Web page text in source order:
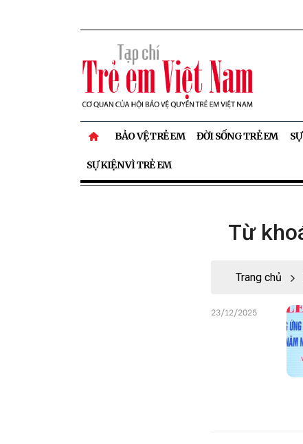
BẢO VỆ TRẺ EM ĐỜI SỐNG TRẺ EM
SỰ KIỆN VÌ TRẺ EM
Từ
Trang chủ
23/12/2025